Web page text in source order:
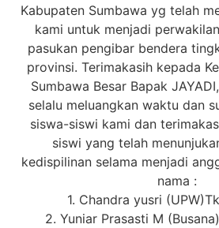
Kabupaten Sumbawa yg telah
kami untuk menjadi
pasukan pengibar bendera
provinsi. Terimakasih kepada
Sumbawa Besar Bapak
selalu meluangkan waktu dan
siswa-siswi kami dan
siswi yang telah
kedispilinan selama menjadi
nama :
1. Chandra yusri
2. Yuniar Prasasti M